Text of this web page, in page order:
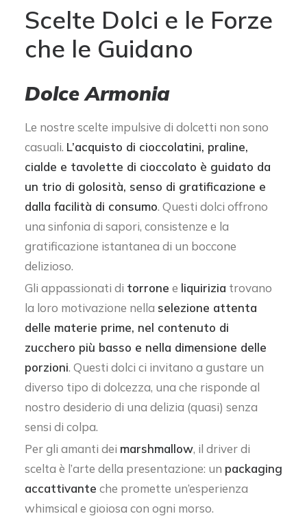
Scelte Dolci e le Forze
che le Guidano
Dolce Armonia
Le nostre scelte impulsive di dolcetti non sono
casuali. L’acquisto di cioccolatini, praline,
cialde e tavolette di cioccolato è guidato da
un trio di golosità, senso di gratificazione e
dalla facilità di consumo. Questi dolci offrono
una sinfonia di sapori, consistenze e la
gratificazione istantanea di un boccone
delizioso.
Gli appassionati di torrone e liquirizia trovano
la loro motivazione nella selezione attenta
delle materie prime, nel contenuto di
zucchero più basso e nella dimensione delle
porzioni. Questi dolci ci invitano a gustare un
diverso tipo di dolcezza, una che risponde al
nostro desiderio di una delizia (quasi) senza
sensi di colpa.
Per gli amanti dei marshmallow, il driver di
scelta è l’arte della presentazione: un packaging
accattivante che promette un’esperienza
whimsical e gioiosa con ogni morso.